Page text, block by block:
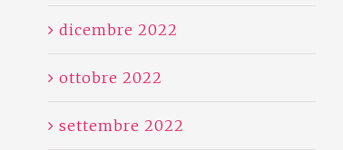
dicembre 2022
ottobre 2022
settembre 2022